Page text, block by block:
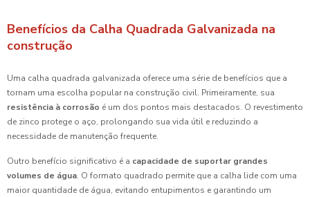
Benefícios da Calha Quadrada Galvanizada na
construção
Uma calha quadrada galvanizada oferece uma série de benefícios que a
tornam uma escolha popular na construção civil. Primeiramente, sua
resistência à corrosão é um dos pontos mais destacados. O revestimento
de zinco protege o aço, prolongando sua vida útil e reduzindo a
necessidade de manutenção frequente.
Outro benefício significativo é a capacidade de suportar grandes
volumes de água. O formato quadrado permite que a calha lide com uma
maior quantidade de água, evitando entupimentos e garantindo um